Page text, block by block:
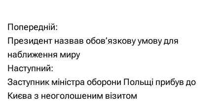
Н
а
в
і
Попередній:
Президент назвав обов’язкову умову для
наближення миру
Наступний:
Заступник міністра оборони Польщі прибув до
Києва з неоголошеним візитом